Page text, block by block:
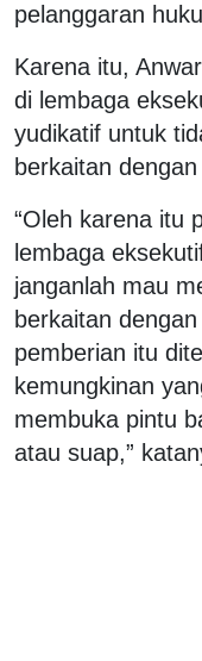
pelanggaran
Karena itu,
di lembaga
yudikatif untuk
berkaitan
“Oleh karena itu
lembaga
janganlah mau
berkaitan
pemberian itu
kemungkinan
membuka pintu
atau suap,”